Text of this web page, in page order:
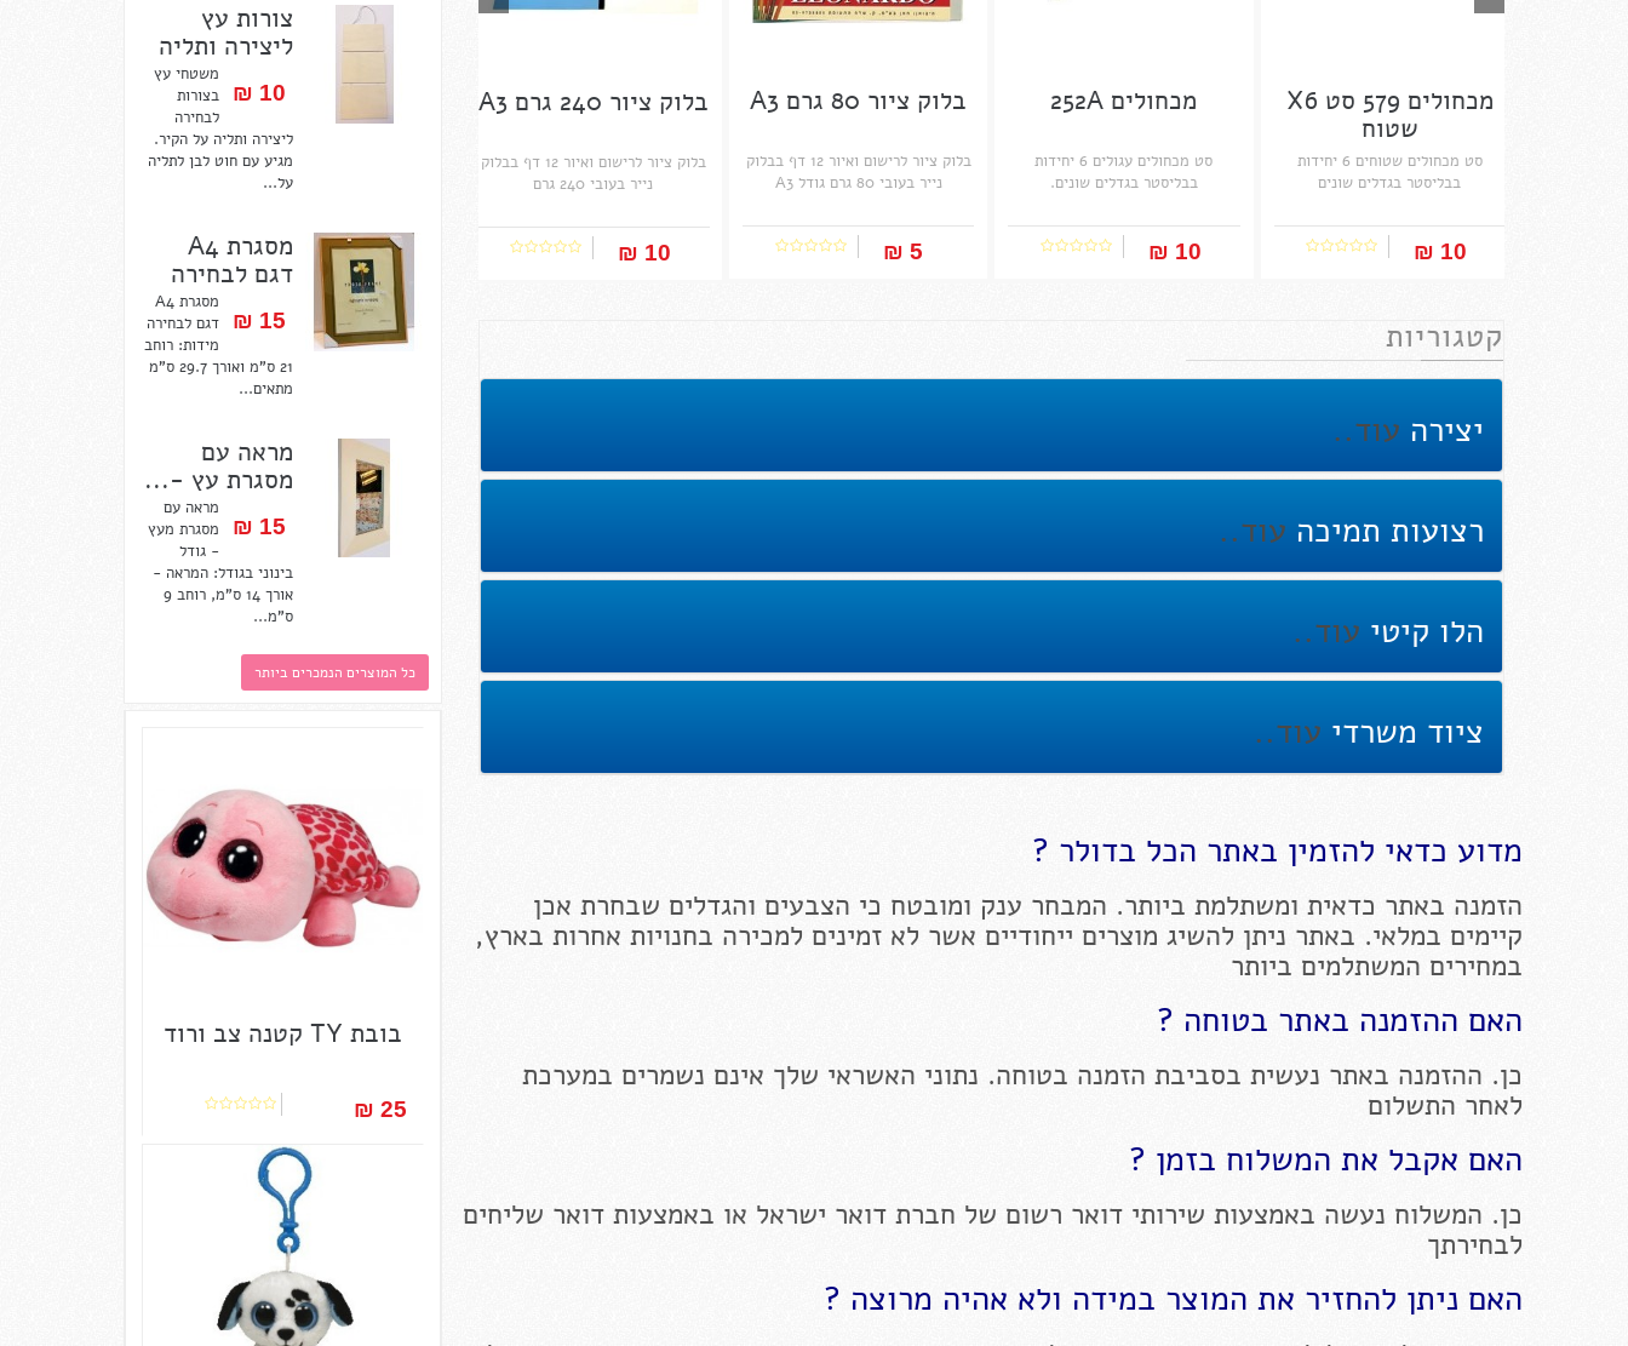
צורות עץ
ליצירה ותליה
10 ₪‎
משטחי עץ
בצורות
לבחירה
ליצירה ותליה על הקיר.
מגיע עם חוט לבן לתליה
על...
מסגרת A4
דגם לבחירה
15 ₪‎
מסגרת A4
דגם לבחירה
מידות: רוחב
21 ס"מ ואורך 29.7 ס"מ
מתאים...
מראה עם
מסגרת עץ -...
15 ₪‎
מראה עם
מסגרת מעץ
- גודל
בינוני בגודל: המראה -
אורך 14 ס"מ, רוחב 9
ס"מ...
כל המוצרים הנמכרים ביותר
בובת TY קטנה צב ורוד
25 ₪‎
מכחולים 579 סט X6
שטוח
סט מכחולים שטוחים 6 יחידות
בבליסטר בגדלים שונים
10 ₪‎
מכחולים 252A
סט מכחולים עגולים 6 יחידות
בבליסטר בגדלים שונים.
10 ₪‎
בלוק ציור 80 גרם A3
בלוק ציור לרישום ואיור 12 דף בבלוק
נייר בעובי 80 גרם גודל A3
5 ₪‎
בלוק ציור 240 גרם A3
בלוק ציור לרישום ואיור 12 דף בבלוק
נייר בעובי 240 גרם
10 ₪‎
קטגוריות
יצירה עוד..
רצועות תמיכה עוד..
הלו קיטי עוד..
ציוד משרדי עוד..
מדוע כדאי להזמין באתר הכל בדולר ?
הזמנה באתר כדאית ומשתלמת ביותר. המבחר ענק ומובטח כי הצבעים והגדלים שבחרת אכן
קיימים במלאי. באתר ניתן להשיג מוצרים ייחודיים אשר לא זמינים למכירה בחנויות אחרות בארץ,
במחירים המשתלמים ביותר
האם ההזמנה באתר בטוחה ?
כן. ההזמנה באתר נעשית בסביבת הזמנה בטוחה. נתוני האשראי שלך אינם נשמרים במערכת
לאחר התשלום
האם אקבל את המשלוח בזמן ?
כן. המשלוח נעשה באמצעות שירותי דואר רשום של חברת דואר ישראל או באמצעות דואר שליחים
לבחירתך
האם ניתן להחזיר את המוצר במידה ולא אהיה מרוצה ?